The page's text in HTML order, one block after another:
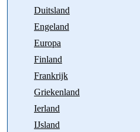
Duitsland
Engeland
Europa
Finland
Frankrijk
Griekenland
Ierland
IJsland